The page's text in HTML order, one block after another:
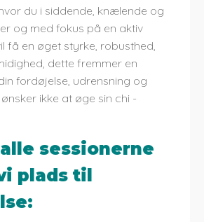
du i siddende, knælende og
og med fokus på en aktiv
få en øget styrke, robusthed,
dette fremmer en
fordøjelse, udrensning og
ikke at øge sin chi -
sessionerne
plads til